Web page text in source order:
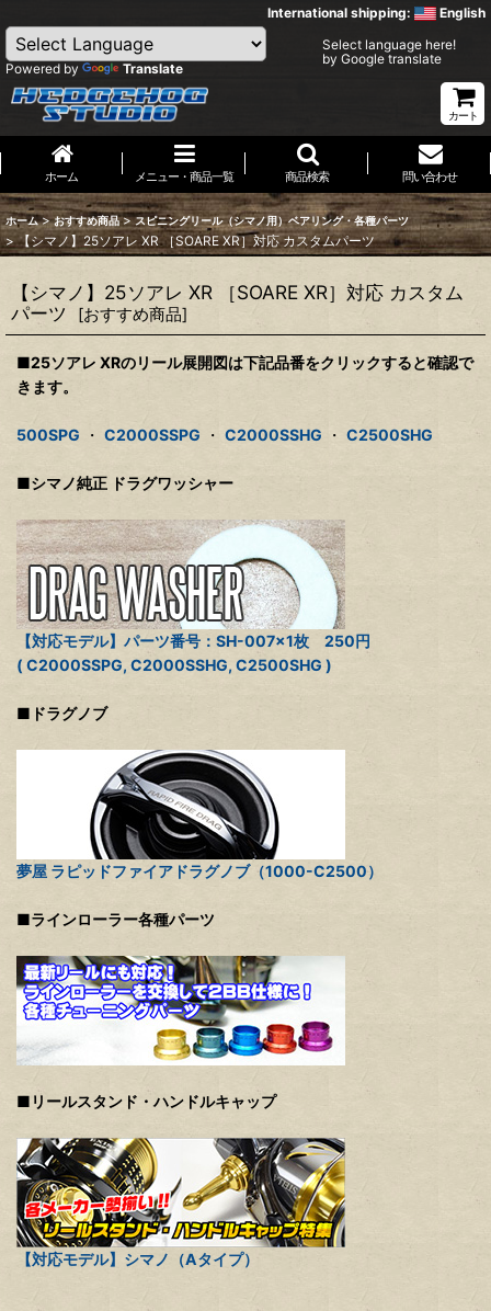
International shipping: English
Powered by Translate
Select language here!
by Google translate
カート
ホーム メニュー・商品一覧 商品検索 問い合わせ
ホーム > おすすめ商品 > スピニングリール（シマノ用）ベアリング・各種パーツ
> 【シマノ】25ソアレ XR ［SOARE XR］対応 カスタムパーツ
【シマノ】25ソアレ XR ［SOARE XR］対応 カスタム
パーツ
[おすすめ商品]
■25ソアレ XRのリール展開図は下記品番をクリックすると確認で
きます。
500SPG ・ C2000SSPG ・ C2000SSHG ・ C2500SHG
■シマノ純正 ドラグワッシャー
【対応モデル】パーツ番号：SH-007×1枚 250円
( C2000SSPG, C2000SSHG, C2500SHG )
■ドラグノブ
夢屋 ラピッドファイアドラグノブ（1000-C2500）
■ラインローラー各種パーツ
■リールスタンド・ハンドルキャップ
【対応モデル】シマノ（Aタイプ）